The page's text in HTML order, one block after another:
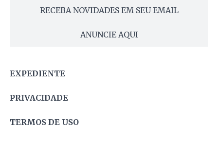
RECEBA NOVIDADES EM SEU EMAIL
ANUNCIE AQUI
EXPEDIENTE
PRIVACIDADE
TERMOS DE USO